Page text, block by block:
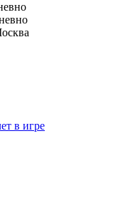
в игре